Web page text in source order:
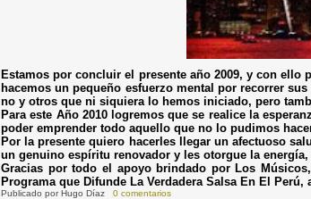
Estamos por concluir el presente año 2009, y con
hacemos un pequeño esfuerzo mental por recorrer
no y otros que ni siquiera lo hemos iniciado, pero
Para este Año 2010 logremos que se realice la
poder emprender todo aquello que no lo pudimos
Por la presente quiero hacerles llegar un afectuoso
un genuino espíritu renovador y les otorgue la
Gracias por todo el apoyo brindado por Los
Programa que Difunde La Verdadera Salsa En El Perú,
Publicado porHugo Díaz 0 comentarios